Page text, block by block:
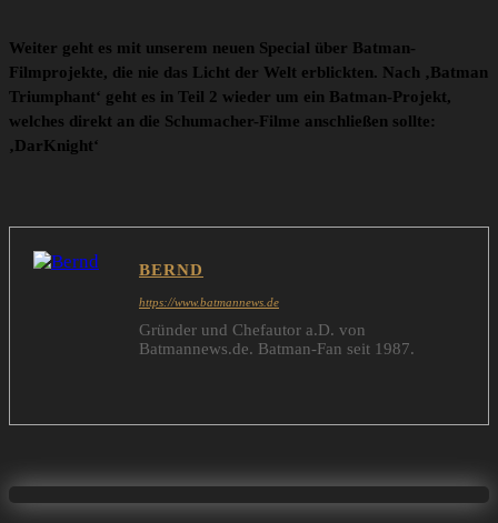
Weiter geht es mit unserem neuen Special über Batman-
Filmprojekte, die nie das Licht der Welt erblickten. Nach ‚Batman
Triumphant‘ geht es in Teil 2 wieder um ein Batman-Projekt,
welches direkt an die Schumacher-Filme anschließen sollte:
‚DarKnight‘
BERND
https://www.batmannews.de
Gründer und Chefautor a.D. von
Batmannews.de. Batman-Fan seit 1987.